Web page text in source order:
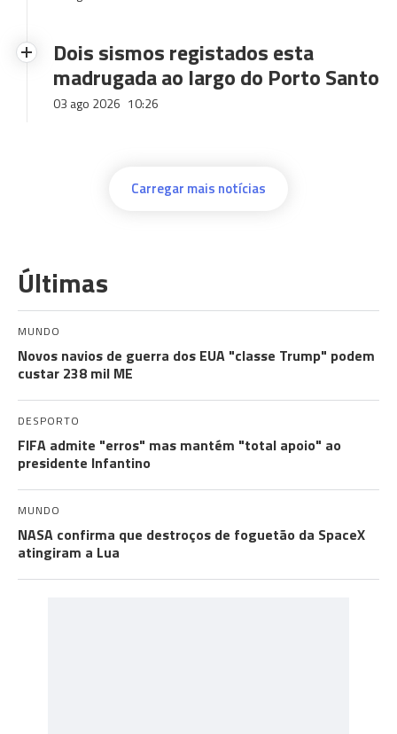
Dois sismos registados esta
madrugada ao largo do Porto Santo
03 ago 2026 10:26
Carregar mais notícias
Últimas
MUNDO
Novos navios de guerra dos EUA "classe Trump" podem
custar 238 mil ME
DESPORTO
FIFA admite "erros" mas mantém "total apoio" ao
presidente Infantino
MUNDO
NASA confirma que destroços de foguetão da SpaceX
atingiram a Lua